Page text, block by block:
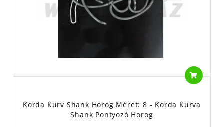
Korda Kurv Shank Horog Méret: 8 - Korda Kurva
Shank Pontyozó Horog